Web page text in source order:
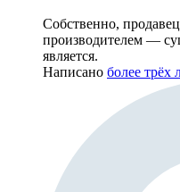
Собственно,
производителем —
является.
Написано более трёх